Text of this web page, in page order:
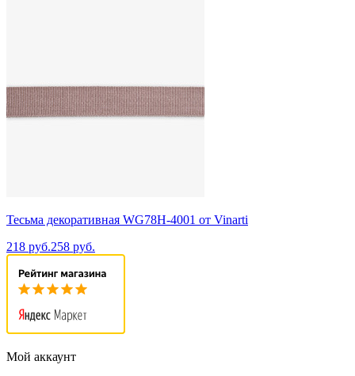
Тесьма декоративная WG78H-4001 от Vinarti
218 руб.258 руб.
Мой аккаунт